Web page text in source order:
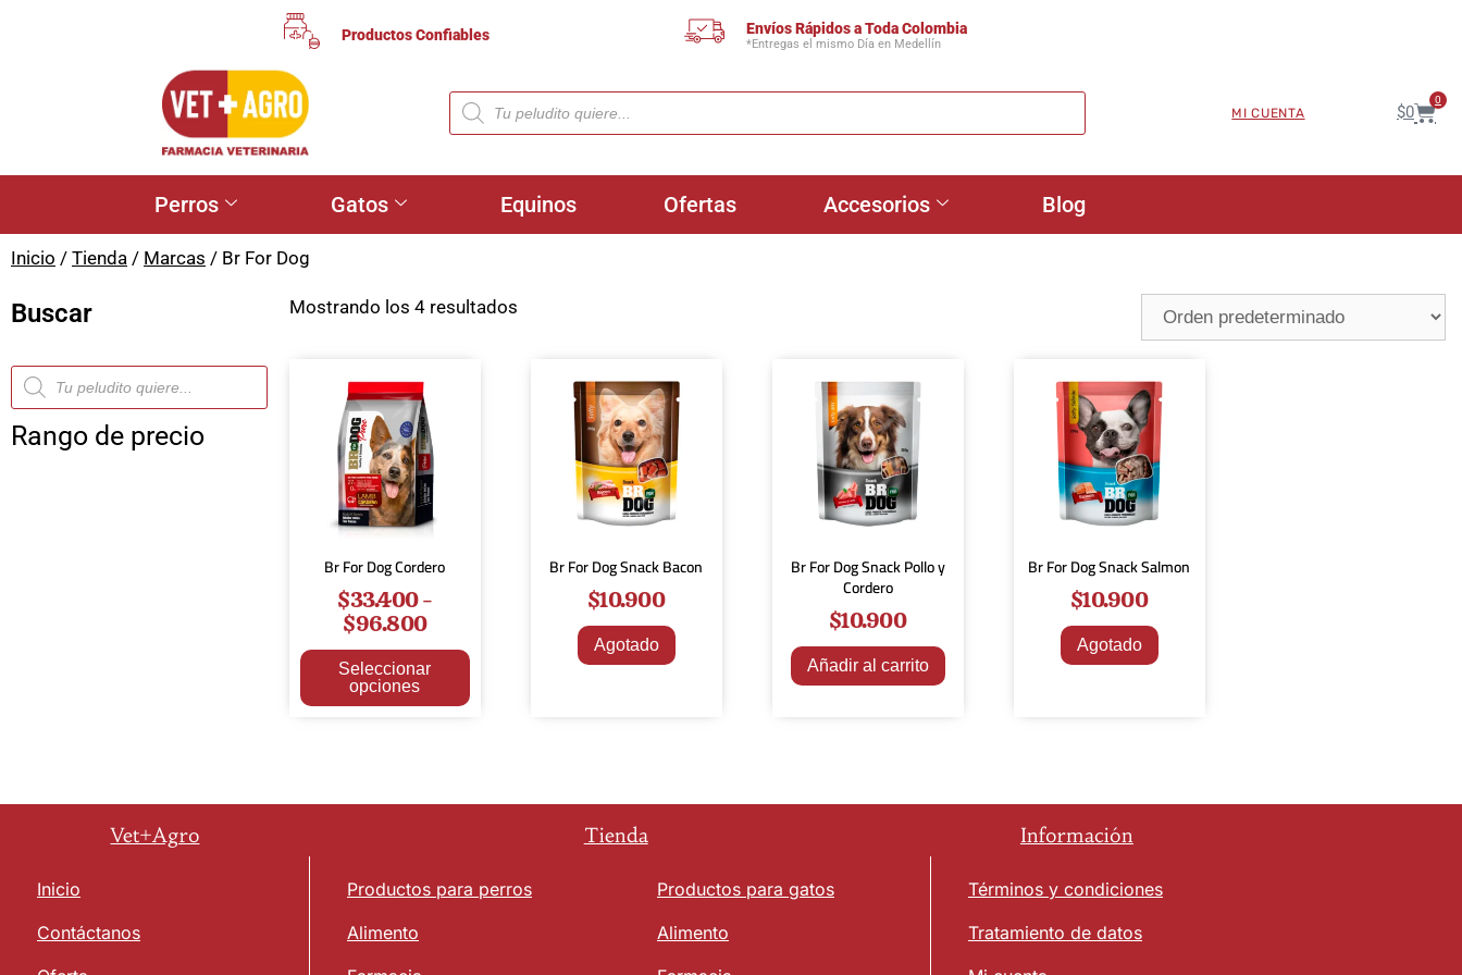
Productos Confiables Envíos Rápidos a Toda Colombia
*Entregas el mismo Día en Medellín
MI CUENTA $0
0
Perros Gatos Equinos Ofertas Accesorios Blog
Inicio / Tienda / Marcas / Br For Dog
Buscar
Rango de precio
Mostrando los 4 resultados
Br For Dog Cordero
$33.400-
$96.800
Seleccionar
opciones
Br For Dog Snack Bacon
$10.900
Agotado
Br For Dog Snack Pollo y
Cordero
$10.900
Añadir al carrito
Br For Dog Snack Salmon
$10.900
Agotado
Vet+Agro Tienda Información
Inicio
Contáctanos
Productos para perros
Alimento
Productos para gatos
Alimento
Términos y condiciones
Tratamiento de datos